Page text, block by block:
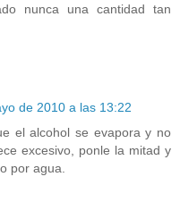
nunca una cantidad tan
de 2010 a las 13:22
el alcohol se evapora y no
excesivo, ponle la mitad y
por agua.